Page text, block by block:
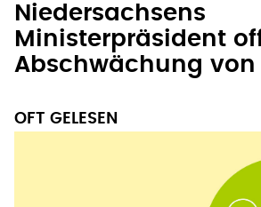
Niedersachsens
Ministerpräsident
Abschwächung von
OFT GELESEN